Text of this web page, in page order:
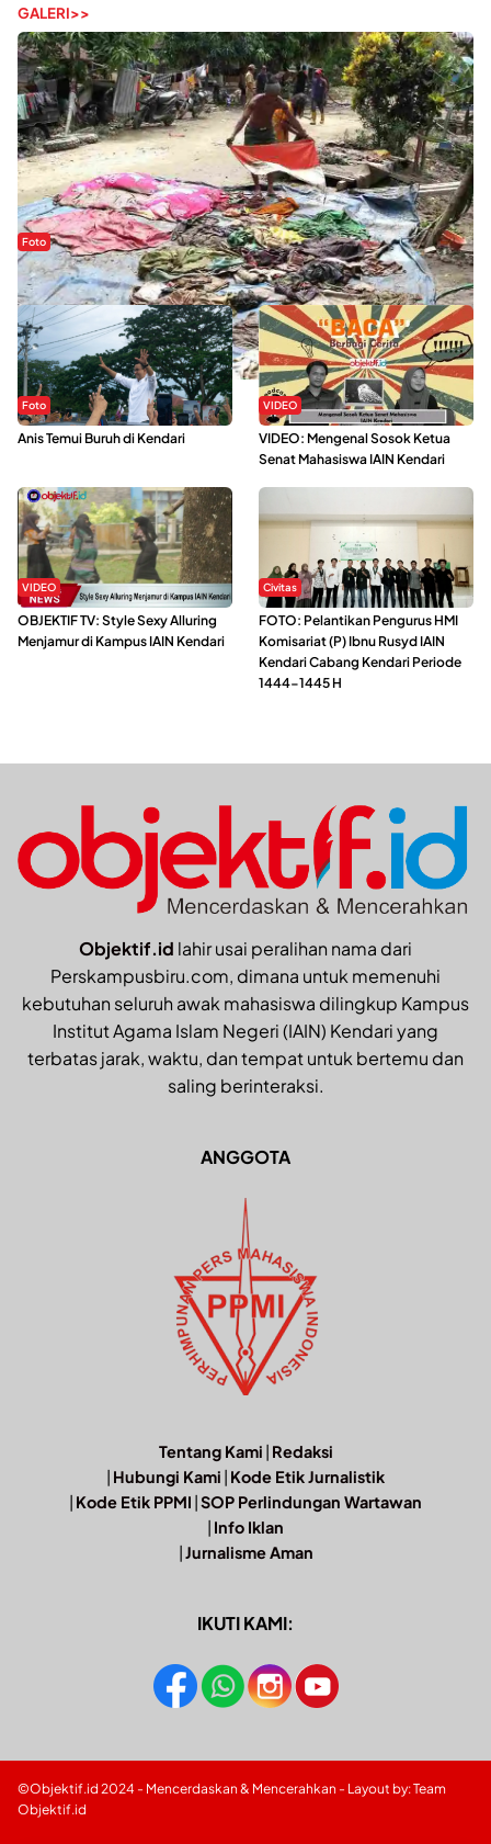
GALERI>>
Foto
Sejak Banjir Bandang, Warga Butuhkan Air Bersih
Foto
Anis Temui Buruh di Kendari
VIDEO
VIDEO: Mengenal Sosok Ketua
Senat Mahasiswa IAIN Kendari
VIDEO
OBJEKTIF TV: Style Sexy Alluring
Menjamur di Kampus IAIN Kendari
Civitas
FOTO: Pelantikan Pengurus HMI
Komisariat (P) Ibnu Rusyd IAIN
Kendari Cabang Kendari Periode
1444-1445 H
Objektif.id lahir usai peralihan nama dari
Perskampusbiru.com, dimana untuk memenuhi
kebutuhan seluruh awak mahasiswa dilingkup Kampus
Institut Agama Islam Negeri (IAIN) Kendari yang
terbatas jarak, waktu, dan tempat untuk bertemu dan
saling berinteraksi.
ANGGOTA
Tentang Kami | Redaksi
| Hubungi Kami | Kode Etik Jurnalistik
| Kode Etik PPMI |SOP Perlindungan Wartawan
| Info Iklan
|Jurnalisme Aman
IKUTI KAMI:
©Objektif.id 2024 - Mencerdaskan & Mencerahkan - Layout by: Team
Objektif.id